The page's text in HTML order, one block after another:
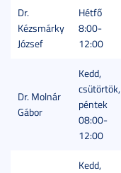
Dr.
Kézsmárky
József
Hétfő
8:00-
12:00
Dr. Molnár
Gábor
Kedd,
csütörtök,
péntek
08:00-
12:00
Kedd,